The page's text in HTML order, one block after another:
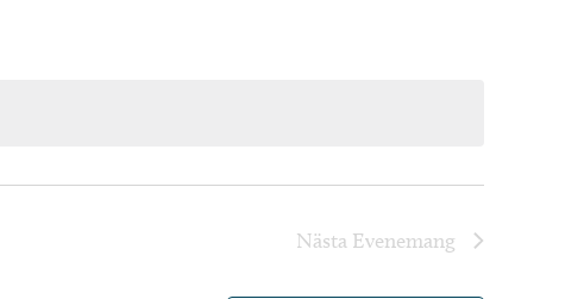
Nästa Evenemang